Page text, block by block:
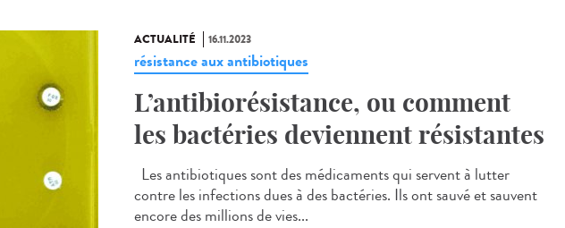
ACTUALITÉ 16.11.2023
résistance aux antibiotiques
L’antibiorésistance, ou comment
les bactéries deviennent résistantes
Les antibiotiques sont des médicaments qui servent à lutter
contre les infections dues à des bactéries. Ils ont sauvé et sauvent
encore des millions de vies...